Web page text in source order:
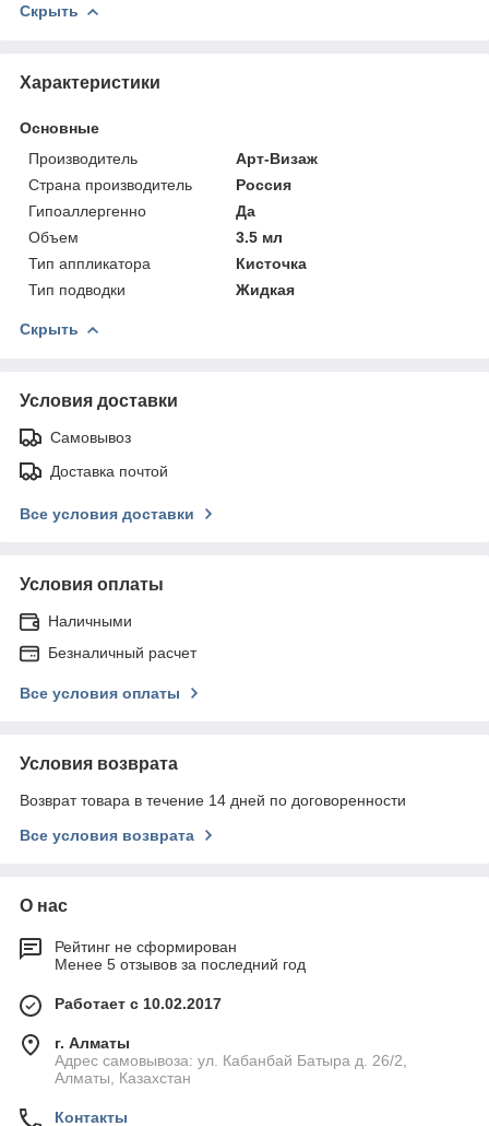
Скрыть
Характеристики
Основные
Производитель
Арт-Визаж
Страна производитель
Россия
Гипоаллергенно
Да
Объем
3.5 мл
Тип аппликатора
Кисточка
Тип подводки
Жидкая
Скрыть
Условия доставки
Самовывоз
Доставка почтой
Все условия доставки
Условия оплаты
Наличными
Безналичный расчет
Все условия оплаты
Условия возврата
Возврат товара в течение 14 дней по договоренности
Все условия возврата
О нас
Рейтинг не сформирован
Менее 5 отзывов за последний год
Работает с 10.02.2017
г. Алматы
Адрес самовывоза: ул. Кабанбай Батыра д. 26/2,
Алматы, Казахстан
Контакты